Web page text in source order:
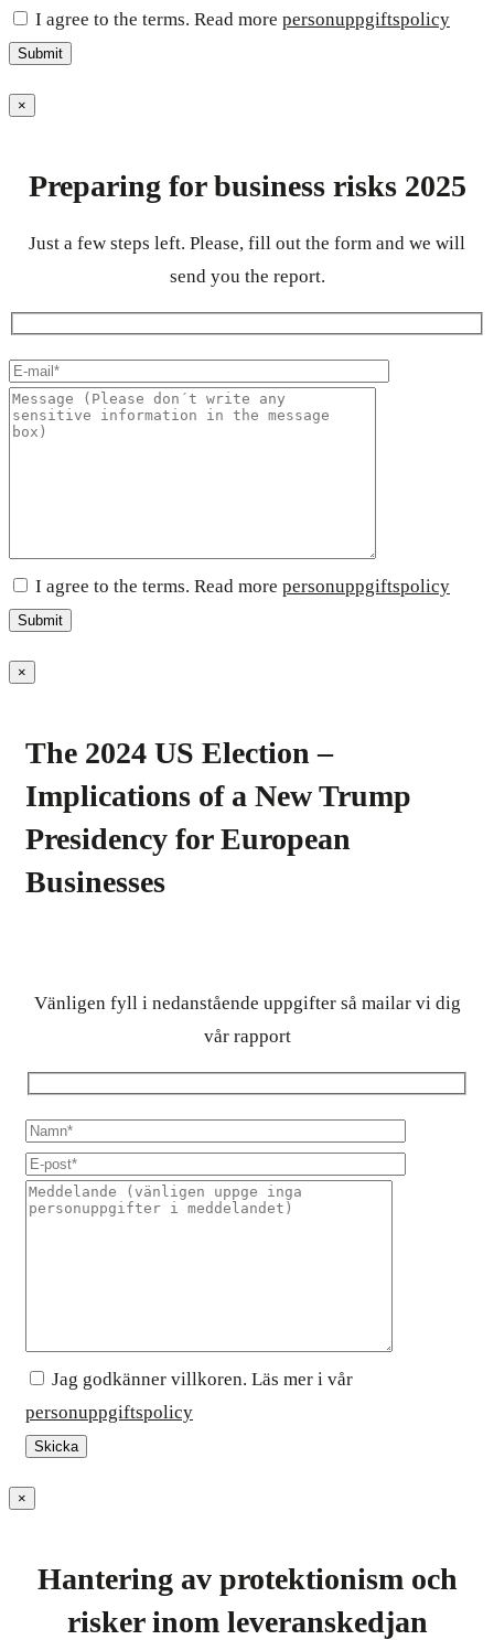
I agree to the terms. Read more personuppgiftspolicy
×
Preparing for business risks 2025
Just a few steps left. Please, fill out the form and we will
send you the report.
I agree to the terms. Read more personuppgiftspolicy
×
The 2024 US Election –
Implications of a New Trump
Presidency for European
Businesses
Vänligen fyll i nedanstående uppgifter så mailar vi dig
vår rapport
Jag godkänner villkoren. Läs mer i vår
personuppgiftspolicy
×
Hantering av protektionism och
risker inom leveranskedjan